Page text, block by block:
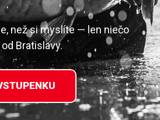
než si myslíte — len niečo
Bratislavy.